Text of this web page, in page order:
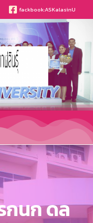
fackbook:ASKalasinU
กนก ดล